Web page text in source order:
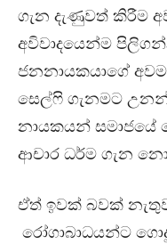
ගැන දැණුවත් කිරීම
අවිවාදයෙන්ම
ජනනායකයාගේ
සෙල්‍ෆි ගැනමට
නායකයන් සමාජයේ
ආචාර ධර්ම ගැන
ඒත් ඉවක් බවක්
රෝගාබාධයන්ට